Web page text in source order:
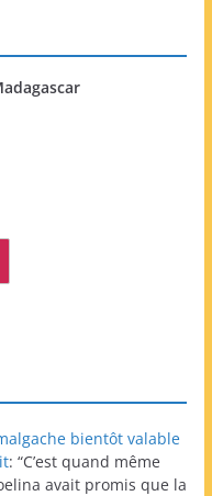
bientôt valable
: “C’est quand même
avait promis que la